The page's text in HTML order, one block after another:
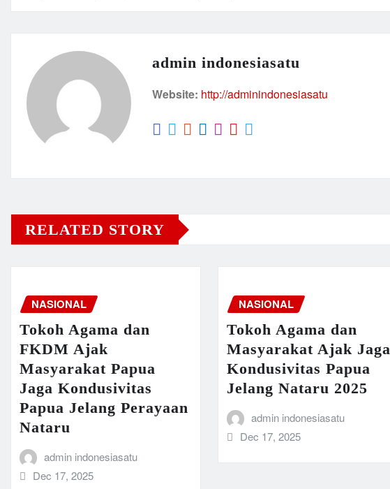
admin indonesiasatu
Website: http://adminindonesiasatu
RELATED STORY
NASIONAL
Tokoh Agama dan
FKDM Ajak
Masyarakat Papua
Jaga Kondusivitas
Papua Jelang Perayaan
Nataru
admin indonesiasatu
Dec 17, 2025
NASIONAL
Tokoh Agama dan
Masyarakat Ajak Jaga
Kondusivitas Papua
Jelang Nataru 2025
admin indonesiasatu
Dec 17, 2025